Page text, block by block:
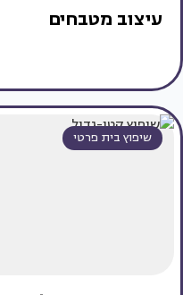
עיצוב מטבחים
שיפוץ בית פרטי